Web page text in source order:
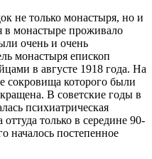
не только монастыря, но и
в монастыре проживало
очень и очень
монастыря епископ
в августе 1918 года. На
сокровища которого были
В советские годы в
психиатрическая
только в середине 90-
началось постепенное